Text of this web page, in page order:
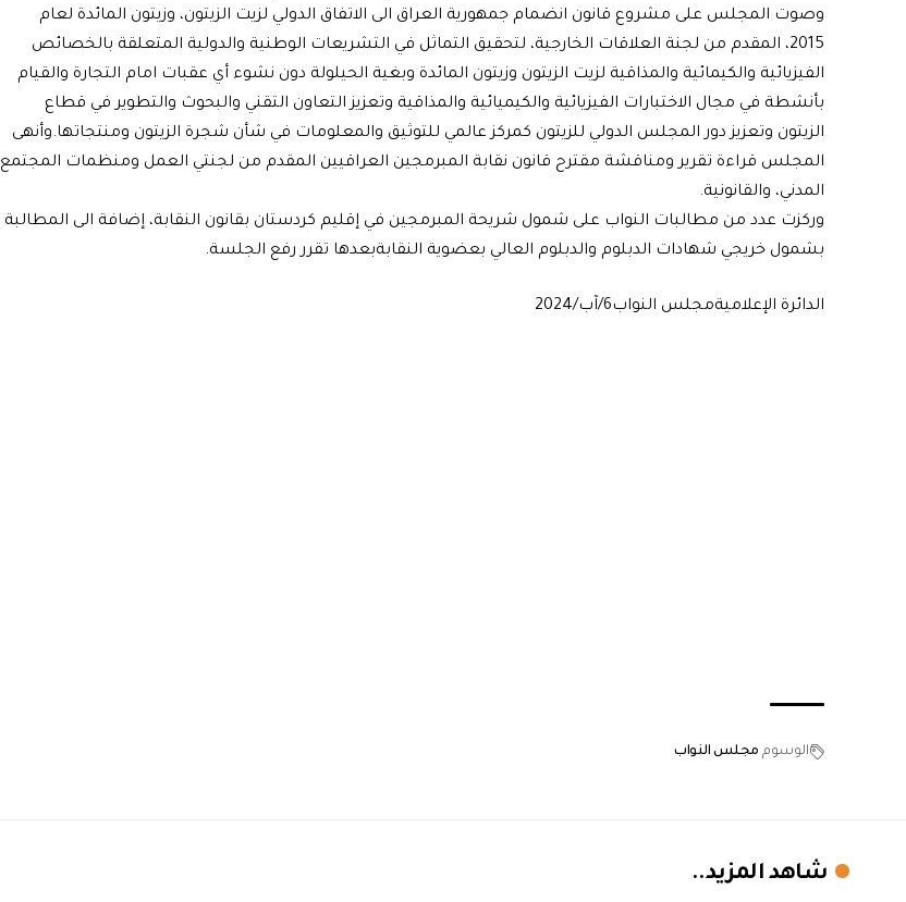
وصوت المجلس على مشروع قانون انضمام جمهورية العراق الى الاتفاق الدولي لزيت الزيتون، وزيتون المائدة لعام
2015، المقدم من لجنة العلاقات الخارجية، لتحقيق التماثل في التشريعات الوطنية والدولية المتعلقة بالخصائص
الفيزيائية والكيمائية والمذاقية لزيت الزيتون وزيتون المائدة وبغية الحيلولة دون نشوء أي عقبات امام التجارة والقيام
بأنشطة في مجال الاختبارات الفيزيائية والكيميائية والمذاقية وتعزيز التعاون التقني والبحوث والتطوير في قطاع
الزيتون وتعزيز دور المجلس الدولي للزيتون كمركز عالمي للتوثيق والمعلومات في شأن شجرة الزيتون ومنتجاتها. وأنهى
المجلس قراءة تقرير ومناقشة مقترح قانون نقابة المبرمجين العراقيين المقدم من لجنتي العمل ومنظمات المجتمع
المدني، والقانونية.
وركزت عدد من مطالبات النواب على شمول شريحة المبرمجين في إقليم كردستان بقانون النقابة، إضافة الى المطالبة
بشمول خريجي شهادات الدبلوم والدبلوم العالي بعضوية النقابة بعدها تقرر رفع الجلسة.
الدائرة الإعلامية مجلس النواب 6/آب/2024
الوسوم مجلس النواب
شاهد المزيد..